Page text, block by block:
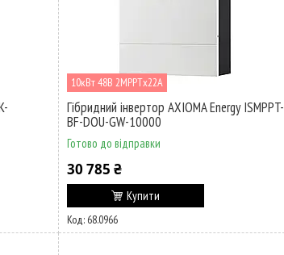
10кВт 48В 2MPPTх22A
Гібридний інвертор AXIOMA Energy ISMPPT-
BF-DOU-GW-10000
Готово до відправки
30 785 ₴
Купити
68.0966